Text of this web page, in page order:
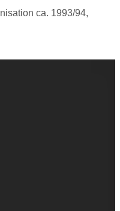
ca. 1993/94,